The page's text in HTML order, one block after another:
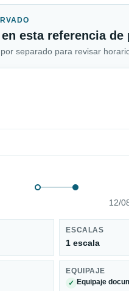
esta referencia de
separado para revisar
12/
ESCALAS
1 escala
EQUIPAJE
✓ Equipaje